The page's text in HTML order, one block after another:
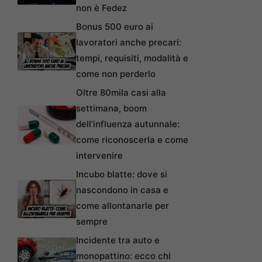
non è Fedez
Bonus 500 euro ai
lavoratori anche precari:
tempi, requisiti, modalità e
come non perderlo
Oltre 80mila casi alla
settimana, boom
dell’influenza autunnale:
come riconoscerla e come
intervenire
Incubo blatte: dove si
nascondono in casa e
come allontanarle per
sempre
Incidente tra auto e
monopattino: ecco chi